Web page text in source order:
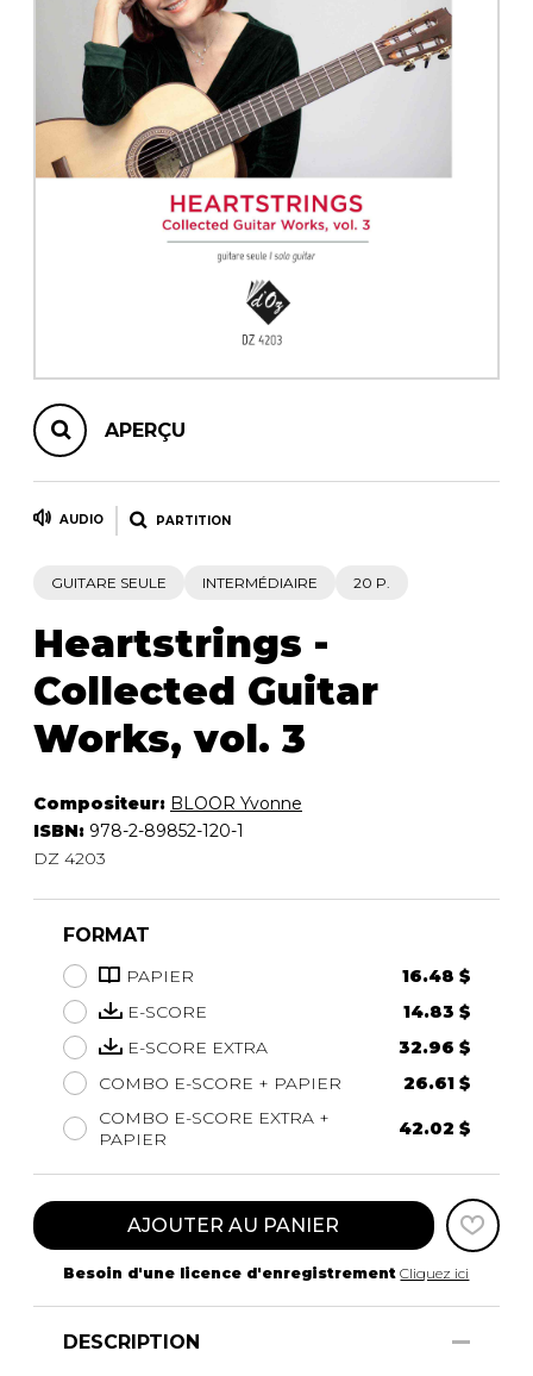
AUTRES PRODUITS
APERÇU
AUDIO PARTITION
GUITARE SEULE INTERMÉDIAIRE 20 P.
Heartstrings -
Collected Guitar
Works, vol. 3
Compositeur: BLOOR Yvonne
ISBN: 978-2-89852-120-1
DZ 4203
FORMAT
PAPIER
16.48 $
E-SCORE
14.83 $
E-SCORE EXTRA
32.96 $
COMBO E-SCORE + PAPIER
26.61 $
COMBO E-SCORE EXTRA +
PAPIER
42.02 $
AJOUTER AU PANIER
Besoin d'une licence d'enregistrement Cliquez ici
DESCRIPTION